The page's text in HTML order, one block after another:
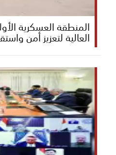
المنطقة العسكرية
العالية لتعزيز أمن